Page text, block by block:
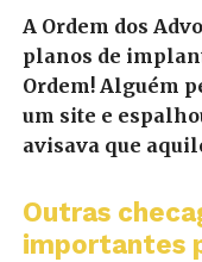
A Ordem dos
planos de
Ordem! Alguém
um site e
avisava que
Outras
importantes